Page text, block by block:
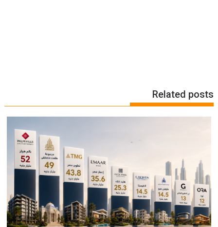
Related posts